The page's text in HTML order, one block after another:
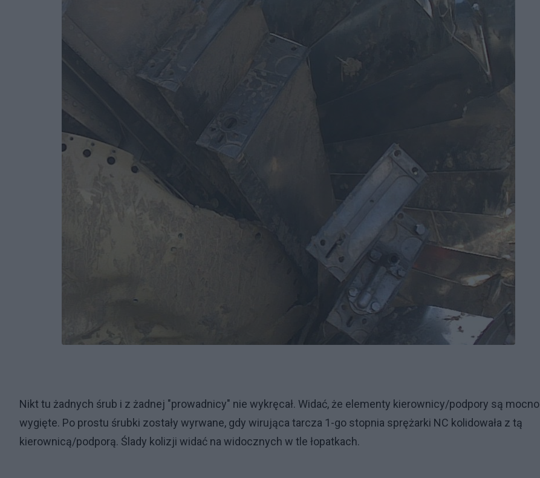
Nikt tu żadnych śrub i z żadnej "prowadnicy" nie wykręcał. Widać, że elementy kierownicy/podpory są mocno
wygięte. Po prostu śrubki zostały wyrwane, gdy wirująca tarcza 1-go stopnia sprężarki NC kolidowała z tą
kierownicą/podporą. Ślady kolizji widać na widocznych w tle łopatkach.